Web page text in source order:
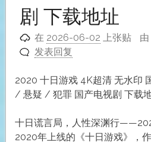
剧 下载地址
在 2026-06-02 上张贴
发表回复
2020 十日游戏 4K超清 无水印
/ 悬疑 / 犯罪 国产电视剧 下载
十日谎言局，人性深渊行
2020年上线的《十日游戏》，